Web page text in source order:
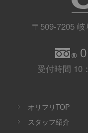
〒509-7205
受付時間 10
オリフリTOP
スタッフ紹介